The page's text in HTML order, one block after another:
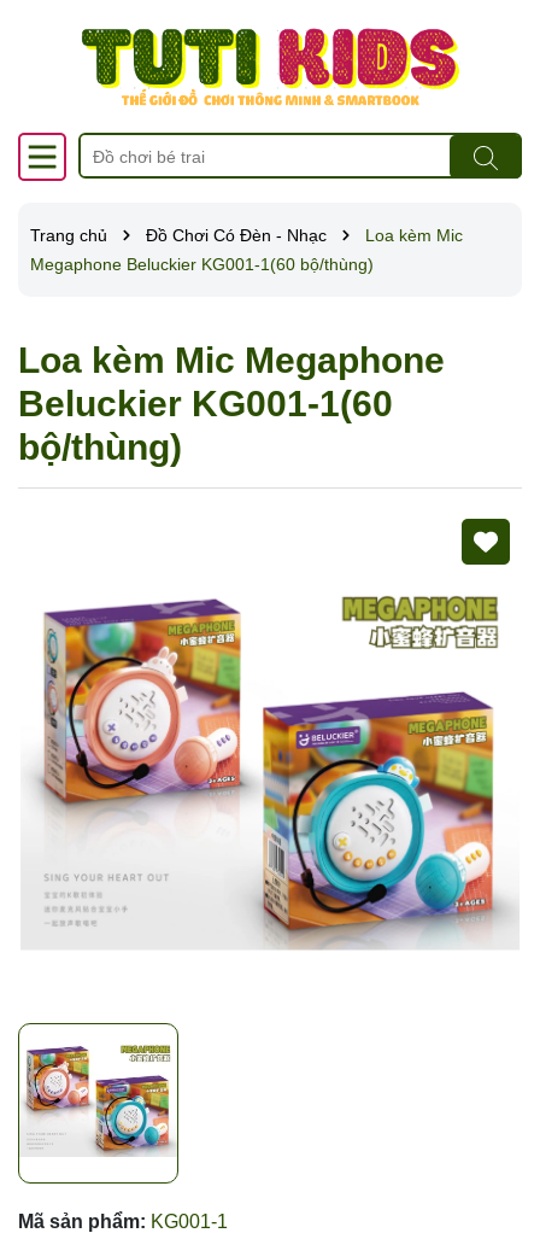
Trang chủ Đồ Chơi Có Đèn - Nhạc
Loa kèm Mic
Megaphone Beluckier KG001-1(60 bộ/thùng)
Loa kèm Mic Megaphone
Beluckier KG001-1(60
bộ/thùng)
Mã sản phẩm: KG001-1
Mã giảm giá:
Ngày hết hạn:
Điều kiện: